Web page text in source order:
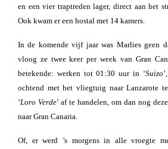
en een vier traptreden lager, direct aan het
Ook kwam er een hostal met 14 kamers.
In de komende vijf jaar was Marlies geen
vloog ze twee keer per week van Gran
betekende: werken tot 01:30 uur in ‘Suizo
ochtend met het vliegtuig naar Lanzarote
‘Loro Verde’ af te handelen, om dan nog
naar Gran Canaria.
Of, er werd ’s morgens in alle vroegte